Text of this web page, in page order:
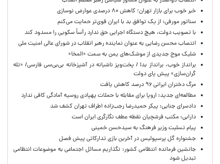
خبر خوب برای بازار تهران؛ کاهش ۸۰ درصدی عوارض نوسازی
سناتور مورفی: از یک توافق بد با ایران قوی‌تر حمایت می‌کنم
با تصویب دولت، هیچ دستگاه اجرایی حق ندارد رأساً سکویی را مسدود کند
انتصاب محسن رضایی به عنوان نماینده رهبر انقلاب در شورای عالی امنیت ملی
شلیک موج جدیدی از موشک‌های یمن به سمت «المخا»
برانداز خوب، برانداز بد! / پخت‌وپز ناشیانه در آشپزخانه‌ بی‌بی‌سی فارسی/ «تله
گران‌سازی» پیش پای دولت
مرگ دختران ایرانی ۹۶ درصد کاهش یافت
مطالعه‌ای جدید: اروپا برای مقابله با حملات پهپادی روسیه آمادگی کافی ندارد
دادسرای جنایی: پیکر حمیدرضا رجب‌زاده اطراف تهران کشف شد
دارابی: مکتب فرشچیان نقطه عطف نگارگری ایران است
پیام تسلیت وزیر فرهنگ به سیدحسن خمینی
جشنواره گل پرسپولیس در آخرین بازی تدارکاتی پیش فصل
جانشین فرمانده انتظامی کشور: نگذاریم مسائل اجتماعی به موضوعات انتظامی
تبدیل شود